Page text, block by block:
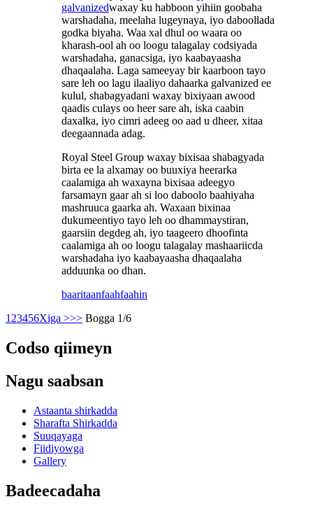
galvanizedwaxay ku habboon yihiin goobaha
warshadaha, meelaha lugeynaya, iyo daboollada
godka biyaha. Waa xal dhul oo waara oo
kharash-ool ah oo loogu talagalay codsiyada
warshadaha, ganacsiga, iyo kaabayaasha
dhaqaalaha. Laga sameeyay bir kaarboon tayo
sare leh oo lagu ilaaliyo dahaarka galvanized ee
kulul, shabagyadani waxay bixiyaan awood
qaadis culays oo heer sare ah, iska caabin
daxalka, iyo cimri adeeg oo aad u dheer, xitaa
deegaannada adag.
Royal Steel Group waxay bixisaa shabagyada
birta ee la alxamay oo buuxiya heerarka
caalamiga ah waxayna bixisaa adeegyo
farsamayn gaar ah si loo daboolo baahiyaha
mashruuca gaarka ah. Waxaan bixinaa
dukumeentiyo tayo leh oo dhammaystiran,
gaarsiin degdeg ah, iyo taageero dhoofinta
caalamiga ah oo loogu talagalay mashaariicda
warshadaha iyo kaabayaasha dhaqaalaha
adduunka oo dhan.
baaritaanfaahfaahin
1 23456Xiga >>> Bogga 1/6
Codso qiimeyn
Nagu saabsan
Astaanta shirkadda
Sharafta Shirkadda
Suuqayaga
Fiidiyowga
Gallery
Badeecadaha